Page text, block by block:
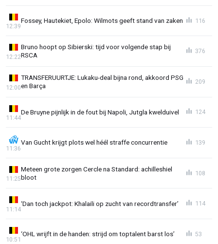
Fossey, Hautekiet, Epolo: Wilmots geeft stand van zaken
12:39
116
Bruno hoopt op Sibierski: tijd voor volgende stap bij
RSCA
12:22
376
TRANSFERUURTJE: Lukaku-deal bijna rond, akkoord PSG
en Barça
12:00
209
De Bruyne pijnlijk in de fout bij Napoli, Jutgla kwelduivel
11:44
124
Van Gucht krijgt plots wel héél straffe concurrentie
11:36
139
Meteen grote zorgen Cercle na Standard: achilleshiel
bloot
11:25
108
‘Dan toch jackpot: Khalaili op zucht van recordtransfer’
11:14
114
‘OHL wrijft in de handen: strijd om toptalent barst los’
10:51
53